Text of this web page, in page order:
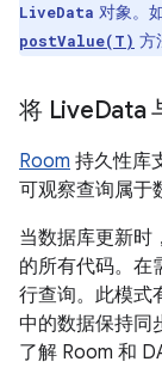
LiveData 对象。
postValue(T) 方
将 LiveData
Room 持久性库
可观察查询属于
当数据库更新时
的所有代码。在
行查询。此模式
中的数据保持同
了解 Room 和